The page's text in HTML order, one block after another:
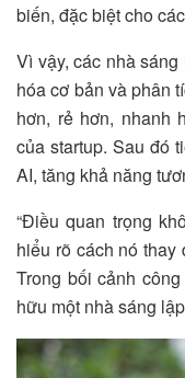
biến, đặc biệt cho
Vì vậy, các nhà
hóa cơ bản và phân
hơn, rẻ hơn, nhanh
của startup. Sau đó
AI, tăng khả năng
“Điều quan trọng
hiểu rõ cách nó
Trong bối cảnh
hữu một nhà sáng